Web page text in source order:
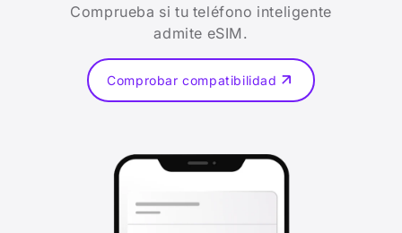
Comprueba si tu teléfono inteligente
admite eSIM.
Comprobar compatibilidad